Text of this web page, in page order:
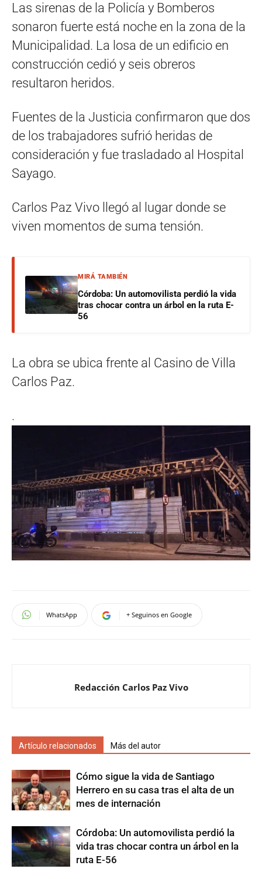
Las sirenas de la Policía y Bomberos
sonaron fuerte está noche en la zona de la
Municipalidad. La losa de un edificio en
construcción cedió y seis obreros
resultaron heridos.
Fuentes de la Justicia confirmaron que dos
de los trabajadores sufrió heridas de
consideración y fue trasladado al Hospital
Sayago.
Carlos Paz Vivo llegó al lugar donde se
viven momentos de suma tensión.
MIRÁ TAMBIÉN
Córdoba: Un automovilista perdió la vida
tras chocar contra un árbol en la ruta E-
56
La obra se ubica frente al Casino de Villa
Carlos Paz.
.
WhatsApp + Seguinos en Google
Redacción Carlos Paz Vivo
Artículo relacionados Más del autor
Cómo sigue la vida de Santiago
Herrero en su casa tras el alta de un
mes de internación
Córdoba: Un automovilista perdió la
vida tras chocar contra un árbol en la
ruta E-56